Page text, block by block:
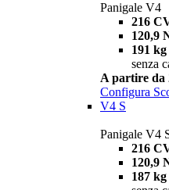
Panigale V4
216
120,9
191 kg
senza
A partire da
Configura
V4 S
Panigale V4
216
120,9
187 kg